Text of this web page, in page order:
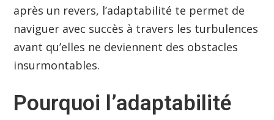
après un revers, l’adaptabilité te permet de
naviguer avec succès à travers les turbulences
avant qu’elles ne deviennent des obstacles
insurmontables.
Pourquoi l’adaptabilité